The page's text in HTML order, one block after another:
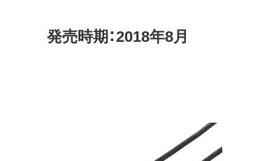
発売時期：2018年8月